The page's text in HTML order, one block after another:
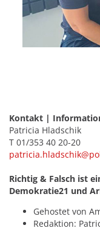
Kontakt |
Patricia Hladschik
T 01/353 40 20-20
Richtig & Falsch ist
Demokratie21 und
Gehostet von
Redaktion: